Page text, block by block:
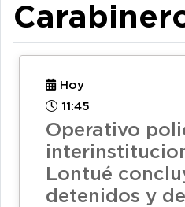
Hoy
11:45
Operativo
Lontué
detenidos y